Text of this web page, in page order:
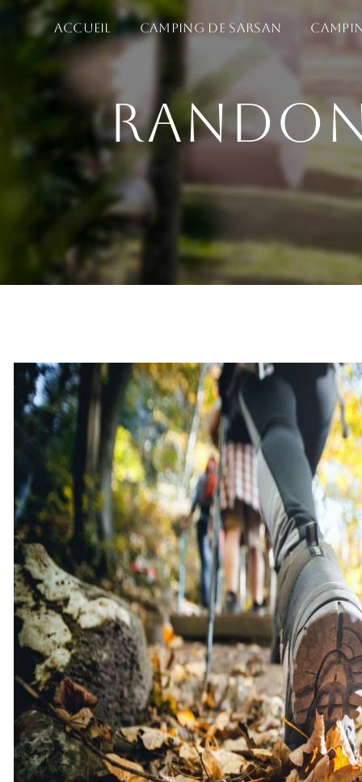
Accueil Camping de Sarsan
Panneau de gestion des cookies